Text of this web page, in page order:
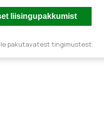
pakutavatest tingimustest.